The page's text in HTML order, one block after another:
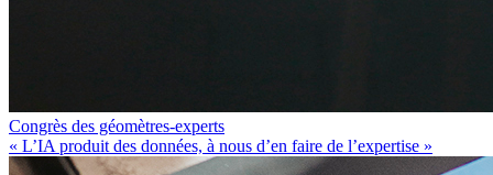
Congrès des géomètres-experts
« L’IA produit des données, à nous d’en faire de l’expertise »